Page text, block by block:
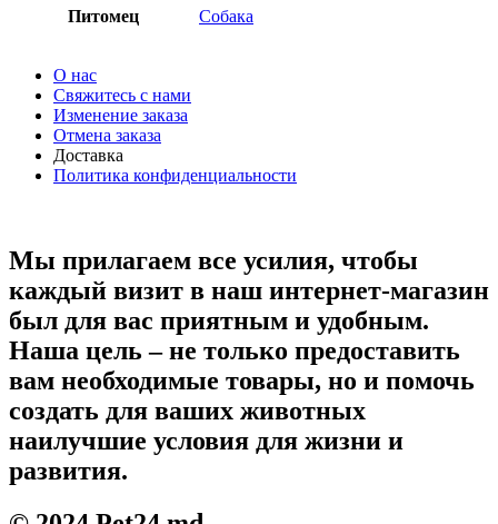
Питомец Собака
О нас
Свяжитесь с нами
Изменение заказа
Отмена заказа
Доставка
Политика конфиденциальности
Мы прилагаем все усилия, чтобы
каждый визит в наш интернет-магазин
был для вас приятным и удобным.
Наша цель – не только предоставить
вам необходимые товары, но и помочь
создать для ваших животных
наилучшие условия для жизни и
развития.